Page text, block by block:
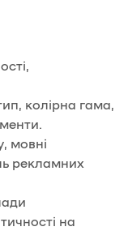
колірна гама,
мовні
рекламних
на